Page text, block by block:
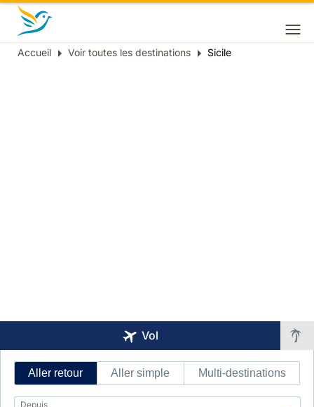
Fil
Accueil Voir toutes les destinations Sicile
Vol
Intelligent
Flight
Search
Aller retour Aller simple Multi-destinations
Depuis